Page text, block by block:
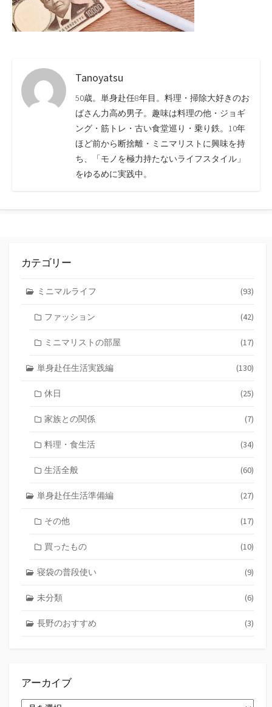
Tanoyatsu
50歳。単身赴任8年目。料理・掃除大好きのお
ばさん力高め男子。趣味は料理の他・ジョギ
ング・筋トレ・古い食堂巡り・乗り鉄。10年
ほど前から断捨離・ミニマリストに興味を持
ち、「モノを極力持たないライフスタイル」
をゆるめに実践中。
カテゴリー
ミニマルライフ (93)
ファッション (42)
ミニマリストの部屋 (17)
単身赴任生活実践編 (130)
休日 (25)
家族との関係 (7)
料理・食生活 (34)
生活全般 (60)
単身赴任生活準備編 (27)
その他 (17)
買ったもの (10)
寝袋の普段使い (9)
未分類 (6)
長野のおすすめ (3)
アーカイブ